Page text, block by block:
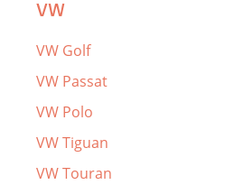
VW
VW Golf
VW Passat
VW Polo
VW Tiguan
VW Touran